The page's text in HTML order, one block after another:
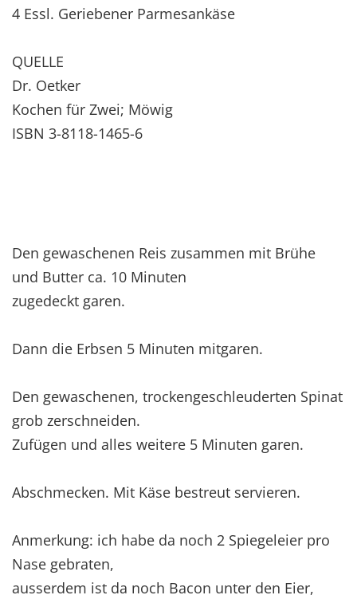
4 Essl. Geriebener Parmesankäse
QUELLE
Dr. Oetker
Kochen für Zwei; Möwig
ISBN 3-8118-1465-6
Den gewaschenen Reis zusammen mit Brühe
und Butter ca. 10 Minuten
zugedeckt garen.
Dann die Erbsen 5 Minuten mitgaren.
Den gewaschenen, trockengeschleuderten Spinat
grob zerschneiden.
Zufügen und alles weitere 5 Minuten garen.
Abschmecken. Mit Käse bestreut servieren.
Anmerkung: ich habe da noch 2 Spiegeleier pro
Nase gebraten,
ausserdem ist da noch Bacon unter den Eier,